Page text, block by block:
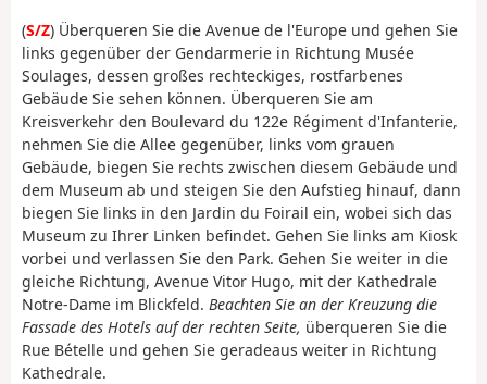
(S/Z) Überqueren Sie die Avenue de l'Europe und gehen Sie
links gegenüber der Gendarmerie in Richtung Musée
Soulages, dessen großes rechteckiges, rostfarbenes
Gebäude Sie sehen können. Überqueren Sie am
Kreisverkehr den Boulevard du 122e Régiment d'Infanterie,
nehmen Sie die Allee gegenüber, links vom grauen
Gebäude, biegen Sie rechts zwischen diesem Gebäude und
dem Museum ab und steigen Sie den Aufstieg hinauf, dann
biegen Sie links in den Jardin du Foirail ein, wobei sich das
Museum zu Ihrer Linken befindet. Gehen Sie links am Kiosk
vorbei und verlassen Sie den Park. Gehen Sie weiter in die
gleiche Richtung, Avenue Vitor Hugo, mit der Kathedrale
Notre-Dame im Blickfeld. Beachten Sie an der Kreuzung die
Fassade des Hotels auf der rechten Seite, überqueren Sie die
Rue Bételle und gehen Sie geradeaus weiter in Richtung
Kathedrale.